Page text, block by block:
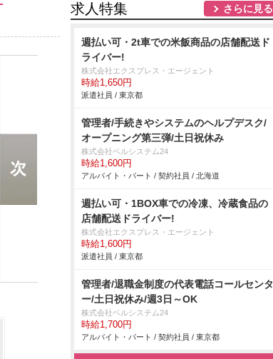
求人特集 さらに見る
週払い可・2t車での米飯商品の店舗配送ド
ライバー!
株式会社エクスプレス・エージェント
時給1,650円
派遣社員 / 東京都
管理者/手続きやシステムのヘルプデスク/
オープニング第三弾/土日祝休み
株式会社ベルシステム24
時給1,600円
アルバイト・パート / 契約社員 / 北海道
週払い可・1BOX車での冷凍、冷蔵食品の
店舗配送ドライバー!
株式会社エクスプレス・エージェント
時給1,600円
派遣社員 / 東京都
管理者/退職金制度の代表電話コールセンタ
ー/土日祝休み/週3日～OK
株式会社ベルシステム24
時給1,700円
アルバイト・パート / 契約社員 / 東京都